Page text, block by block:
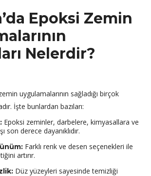
Epoksi Zemin
Nelerdir?
uygulamalarının sağladığı birçok
İşte bunlardan bazıları:
Epoksi zeminler, darbelere, kimyasallara ve
son derece dayanıklıdır.
Farklı renk ve desen seçenekleri ile
artırır.
Düz yüzeyleri sayesinde temizliği